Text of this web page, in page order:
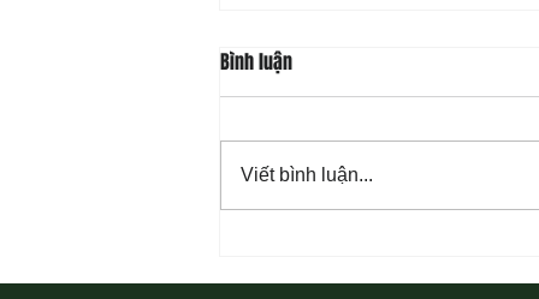
08-07 Nhân Từ Và Chân Thật
Bình luận
Viết bình luận...